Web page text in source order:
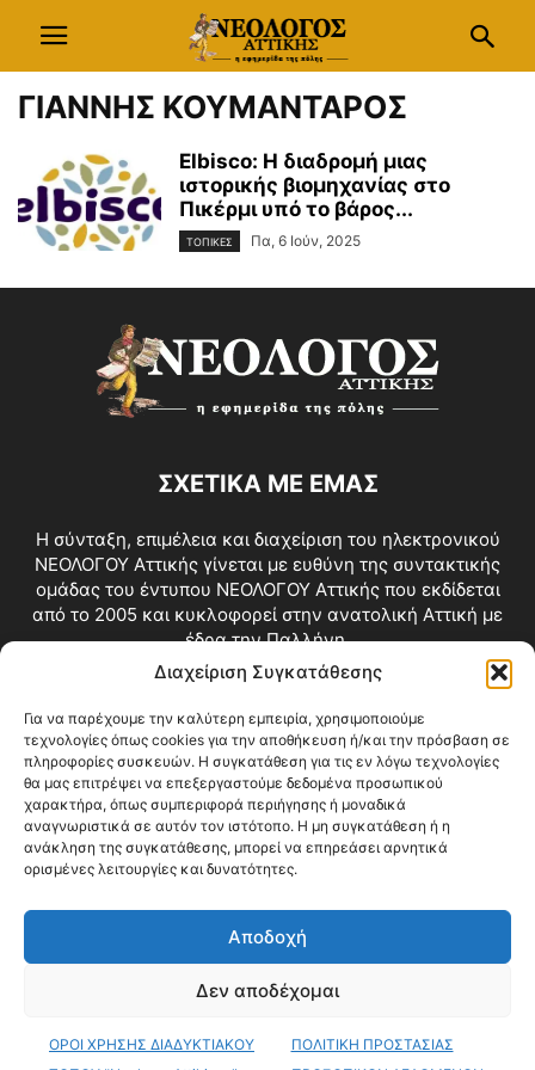
Διαχείριση Συγκατάθεσης
Για να παρέχουμε την καλύτερη εμπειρία, χρησιμοποιούμε
τεχνολογίες όπως cookies για την αποθήκευση ή/και την πρόσβαση σε
πληροφορίες συσκευών. Η συγκατάθεση για τις εν λόγω τεχνολογίες
θα μας επιτρέψει να επεξεργαστούμε δεδομένα προσωπικού
χαρακτήρα, όπως συμπεριφορά περιήγησης ή μοναδικά
αναγνωριστικά σε αυτόν τον ιστότοπο. Η μη συγκατάθεση ή η
ανάκληση της συγκατάθεσης, μπορεί να επηρεάσει αρνητικά
ορισμένες λειτουργίες και δυνατότητες.
Αποδοχή
Δεν αποδέχομαι
ΟΡΟΙ ΧΡΗΣΗΣ ΔΙΑΔΥΚΤΙΑΚΟΥ
ΠΟΛΙΤΙΚΗ ΠΡΟΣΤΑΣΙΑΣ
ΓΙΑΝΝΗΣ ΚΟΥΜΑΝΤΑΡΟΣ
Elbisco: Η διαδρομή μιας
ιστορικής βιομηχανίας στο
Πικέρμι υπό το βάρος...
ΤΟΠΙΚΕΣ Πα, 6 Ιούν, 2025
ΣΧΕΤΙΚΑ ΜΕ ΕΜΑΣ
Η σύνταξη, επιμέλεια και διαχείριση του ηλεκτρονικού
ΝΕΟΛΟΓΟΥ Αττικής γίνεται με ευθύνη της συντακτικής
ομάδας του έντυπου ΝΕΟΛΟΓΟΥ Αττικής που εκδίδεται
από το 2005 και κυκλοφορεί στην ανατολική Αττική με
έδρα την Παλλήνη.
Επικοινωνία:info@neologosattikis.gr
ΑΚΟΛΟΥΘΗΣΕ ΜΑΣ
Videos Όροι Χρήσης
© Copyright 2026 ΝΕΟΛΟΓΟΣ ΑΤΤΙΚΗΣ • All Rights Reserved •